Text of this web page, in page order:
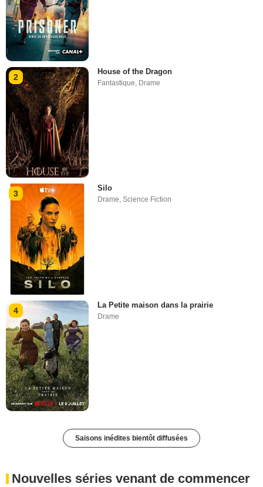
2
House of the Dragon
Fantastique, Drame
3
Silo
Drame,Science Fiction
4
La Petite maison dans la prairie
Drame
Saisons inédites bientôt diffusées
Nouvelles séries venant de commencer